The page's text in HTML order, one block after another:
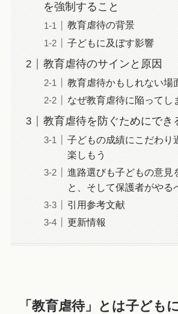
を強制すること
教育虐待の背景
子どもに及ぼす影響
教育虐待のサインと原因
教育虐待かもしれない場
なぜ教育虐待に陥ってし
教育虐待を防ぐためにでき
子どもの成績にこだわり
楽しもう
進路選びも子どもの意見
と、そして保護者がやる
引用参考文献
更新情報
「教育虐待」とは子ども